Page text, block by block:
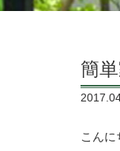
簡
こんに